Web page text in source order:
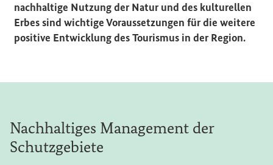
nachhaltige Nutzung der Natur und des kulturellen
Erbes sind wichtige Voraussetzungen für die weitere
positive Entwicklung des Tourismus in der Region.
Nachhaltiges Management der
Schutzgebiete